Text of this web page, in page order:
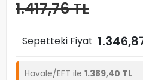
1.417,76 TL
Sepetteki Fiyat
Havale/EFT ile 1.389,40 TL